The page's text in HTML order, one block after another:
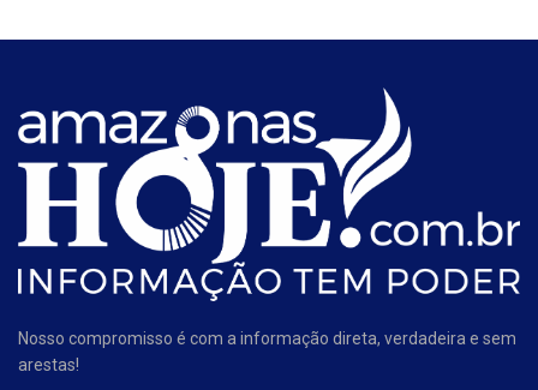
Nosso compromisso é com a informação direta, verdadeira e sem
arestas!